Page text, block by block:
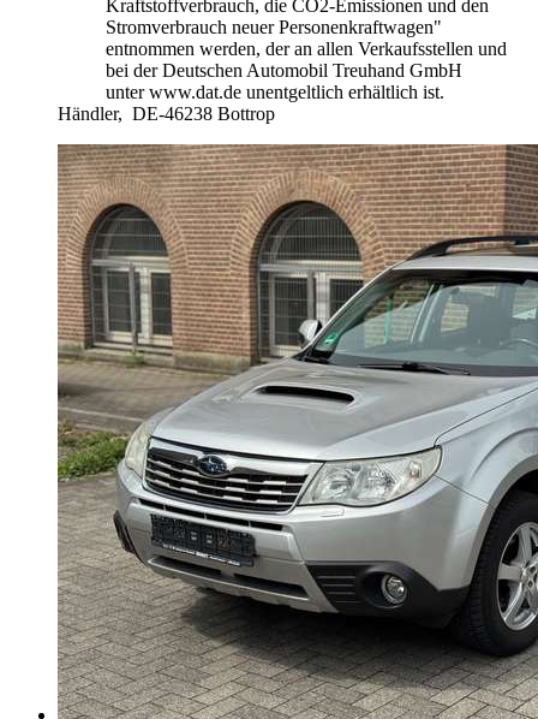
Kraftstoffverbrauch, die CO2-Emissionen und den
Stromverbrauch neuer Personenkraftwagen"
entnommen werden, der an allen Verkaufsstellen und
bei der Deutschen Automobil Treuhand GmbH
unter www.dat.de unentgeltlich erhältlich ist.
Händler, DE-46238 Bottrop